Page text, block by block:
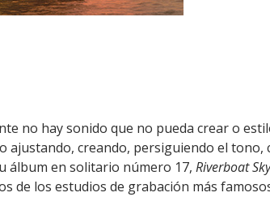
no hay sonido que no pueda crear o
ajustando, creando, persiguiendo el
álbum en solitario número 17, Riverboat Sky
de los estudios de grabación más